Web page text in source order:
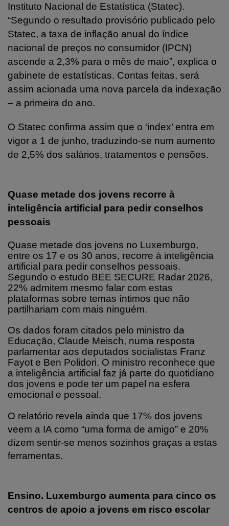
Instituto Nacional de Estatística (Statec).
“Segundo o resultado provisório publicado pelo
Statec, a taxa de inflação anual do índice
nacional de preços no consumidor (IPCN)
ascende a 2,3% para o mês de maio”, explica o
gabinete de estatísticas. Contas feitas, será
assim acionada uma nova parcela da indexação
– a primeira do ano.
O Statec confirma assim que o ‘index’ entra em
vigor a 1 de junho, traduzindo-se num aumento
de 2,5% dos salários, tratamentos e pensões.
Quase metade dos jovens recorre à
inteligência artificial para pedir conselhos
pessoais
Quase metade dos jovens no Luxemburgo,
entre os 17 e os 30 anos, recorre à inteligência
artificial para pedir conselhos pessoais.
Segundo o estudo BEE SECURE Radar 2026,
22% admitem mesmo falar com estas
plataformas sobre temas íntimos que não
partilhariam com mais ninguém.
Os dados foram citados pelo ministro da
Educação, Claude Meisch, numa resposta
parlamentar aos deputados socialistas Franz
Fayot e Ben Polidori. O ministro reconhece que
a inteligência artificial faz já parte do quotidiano
dos jovens e pode ter um papel na esfera
emocional e pessoal.
O relatório revela ainda que 17% dos jovens
veem a IA como “uma forma de amigo” e 20%
dizem sentir-se menos sozinhos graças a estas
ferramentas.
Ensino. Luxemburgo aumenta para cinco os
centros de apoio a jovens em risco escolar